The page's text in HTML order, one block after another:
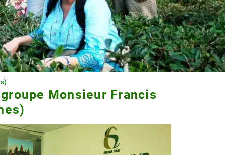
Monsieur Francis